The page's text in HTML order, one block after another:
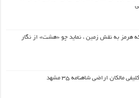
هرمز به نقش زمین ، نماید چو «هشت» از نگار
مالکان اراضی شاهنامه ۳۵ مشهد